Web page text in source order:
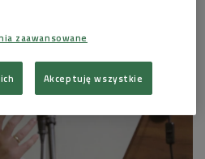
zaawansowane
Akceptuję wszystkie